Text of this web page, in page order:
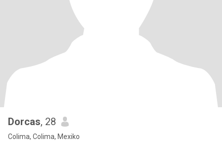
Dorcas, 28
Colima, Colima, Mexiko